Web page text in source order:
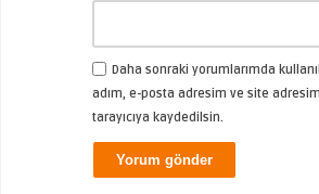
Daha sonraki yorumlarımda
adım, e-posta adresim ve site
tarayıcıya kaydedilsin.